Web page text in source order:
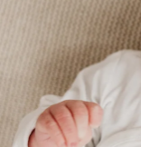
Unsere
4,8 bei Google
die wir versenden).
+49 39292